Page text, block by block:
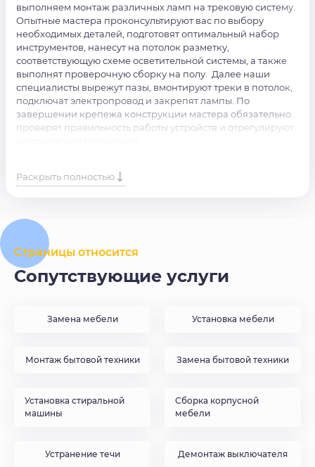
выполняем монтаж различных ламп на трековую систему.
Опытные мастера проконсультируют вас по выбору
необходимых деталей, подготовят оптимальный набор
инструментов, нанесут на потолок разметку,
соответствующую схеме осветительной системы, а также
выполнят проверочную сборку на полу. Далее наши
специалисты вырежут пазы, вмонтируют треки в потолок,
подключат электропровод и закрепят лампы. По
завершении крепежа конструкции мастера обязательно
проверят правильность работы устройств и отрегулируют
Нужны услуги по
Оставьте заявку или свяжитесь с нами по телефону,
Раскрыть полностью
Страницы относится
Сопутствующие услуги
Замена мебели Установка мебели
Монтаж бытовой техники Замена бытовой техники
Установка стиральной
машины
Сборка корпусной
мебели
Устранение течи Демонтаж выключателя